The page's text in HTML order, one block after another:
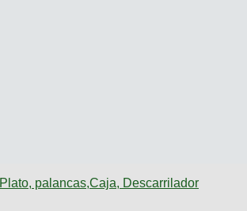
Plato, palancas,Caja, Descarrilador